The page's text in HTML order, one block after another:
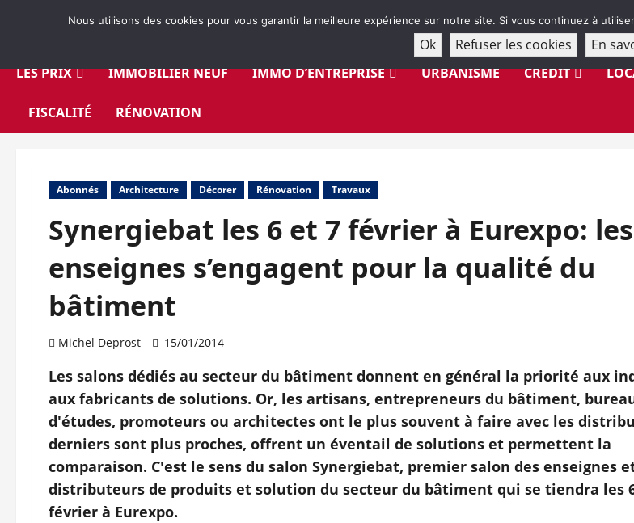
LES PRIX
IMMOBILIER NEUF IMMO D’ENTREPRISE URBANISME CRÉDIT
FISCALITÉ RÉNOVATION
Abonnés Architecture Décorer Rénovation Travaux
Synergiebat les 6 et 7 février à Eurexpo: les
enseignes s’engagent pour la qualité du
bâtiment
Michel Deprost 15/01/2014
Les salons dédiés au secteur du bâtiment donnent en général la priorité aux
aux fabricants de solutions. Or, les artisans, entrepreneurs du bâtiment,
d'études, promoteurs ou architectes ont le plus souvent à faire avec les
derniers sont plus proches, offrent un éventail de solutions et permettent la
comparaison. C'est le sens du salon Synergiebat, premier salon des enseignes
distributeurs de produits et solution du secteur du bâtiment qui se tiendra les
février à Eurexpo.
Nous utilisons des cookies pour vous garantir la meilleure expérience sur notre site. Si vous continuez à
Ok Refuser les cookies En